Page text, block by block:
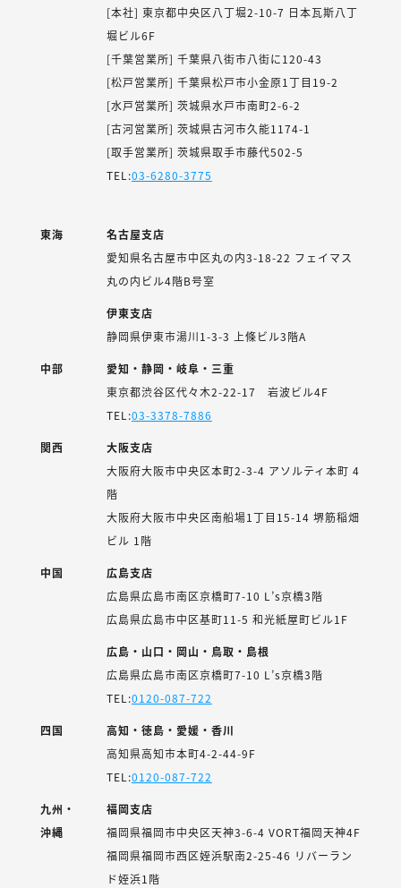
[本社] 東京都中央区八丁堀2-10-7 日本瓦斯八丁
堀ビル6F
[千葉営業所] 千葉県八街市八街に120-43
[松戸営業所] 千葉県松戸市小金原1丁目19-2
[水戸営業所] 茨城県水戸市南町2-6-2
[古河営業所] 茨城県古河市久能1174-1
[取手営業所] 茨城県取手市藤代502-5
TEL:03-6280-3775
東海
名古屋支店
愛知県名古屋市中区丸の内3-18-22 フェイマス
丸の内ビル4階B号室
伊東支店
静岡県伊東市湯川1-3-3 上條ビル3階A
中部
愛知・静岡・岐阜・三重
東京都渋谷区代々木2-22-17 岩波ビル4F
TEL:03-3378-7886
関西
大阪支店
大阪府大阪市中央区本町2-3-4 アソルティ本町 4
階
大阪府大阪市中央区南船場1丁目15-14 堺筋稲畑
ビル 1階
中国
広島支店
広島県広島市南区京橋町7-10 L’s京橋3階
広島県広島市中区基町11-5 和光紙屋町ビル1F
広島・山口・岡山・鳥取・島根
広島県広島市南区京橋町7-10 L’s京橋3階
TEL:0120-087-722
四国
高知・徳島・愛媛・香川
高知県高知市本町4-2-44-9F
TEL:0120-087-722
九州・
沖縄
福岡支店
福岡県福岡市中央区天神3-6-4 VORT福岡天神4F
福岡県福岡市西区姪浜駅南2-25-46 リバーラン
ド姪浜1階